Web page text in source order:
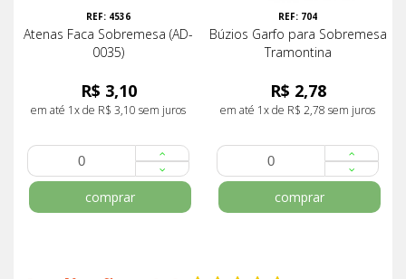
REF: 4536
Atenas Faca Sobremesa (AD-
0035)
R$ 3,10
em até 1x de R$ 3,10 sem juros
comprar
REF: 704
Búzios Garfo para Sobremesa
Tramontina
R$ 2,78
em até 1x de R$ 2,78 sem juros
comprar